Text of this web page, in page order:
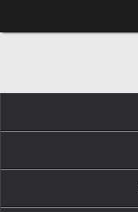
do
treści